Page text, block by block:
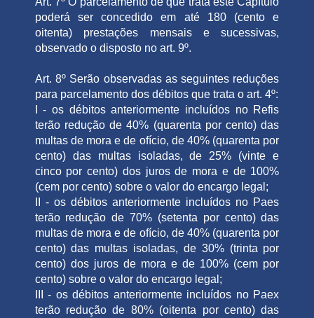
poderá ser concedido em até 180 (cento e
oitenta) prestações mensais e sucessivas,
observado o disposto no art. 9º.
Art. 8º Serão observadas as seguintes reduções
para parcelamento dos débitos que trata o art. 4º:
I - os débitos anteriormente incluídos no Refis
terão redução de 40% (quarenta por cento) das
multas de mora e de ofício, de 40% (quarenta por
cento) das multas isoladas, de 25% (vinte e
cinco por cento) dos juros de mora e de 100%
(cem por cento) sobre o valor do encargo legal;
II - os débitos anteriormente incluídos no Paes
terão redução de 70% (setenta por cento) das
multas de mora e de ofício, de 40% (quarenta por
cento) das multas isoladas, de 30% (trinta por
cento) dos juros de mora e de 100% (cem por
cento) sobre o valor do encargo legal;
III - os débitos anteriormente incluídos no Paex
terão redução de 80% (oitenta por cento) das